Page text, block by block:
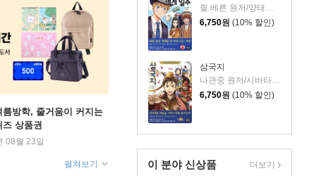
6,750원 (10% 할인)
삼국지
나관중 원저/시바타 카츠모 편역/임희진 역
6,750원 (10% 할인)
이 분야 신상품 더보기
방학, 줄거움이 커지는
상품권
08월 23일
펼쳐보기